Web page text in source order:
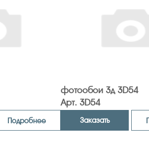
Подробнее
фотообои 3д 3D54
Арт. 3D54
Заказать